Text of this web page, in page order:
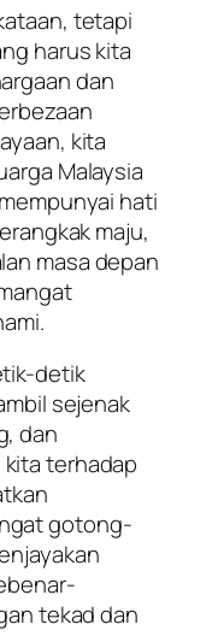
tetapi
harus kita
dan
kita
Malaysia
hati
maju,
masa depan
detik
sejenak
dan
terhadap
gotong-
tekad dan